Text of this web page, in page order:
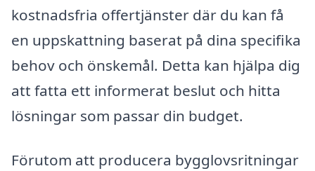
kostnadsfria offertjänster där du kan få
en uppskattning baserat på dina specifika
behov och önskemål. Detta kan hjälpa dig
att fatta ett informerat beslut och hitta
lösningar som passar din budget.
Förutom att producera bygglovsritningar